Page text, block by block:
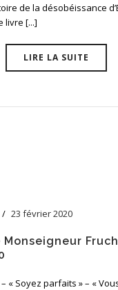
de la désobéissance
livre [...]
LIRE LA SUITE
23 février 2020
« Soyez parfaits » – «